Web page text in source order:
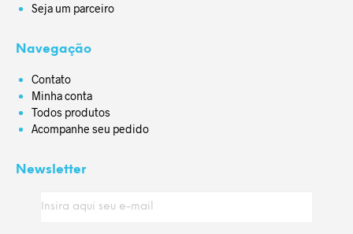
Seja um parceiro
Navegação
Contato
Minha conta
Todos produtos
Acompanhe seu pedido
Newsletter